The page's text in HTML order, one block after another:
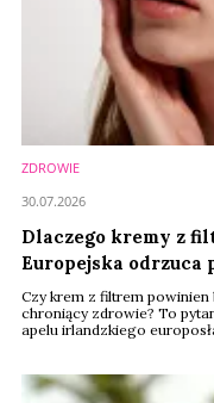
ZDROWIE
Dlaczego kremy z
Europejska odrzuca
Czy krem z filtrem
chroniący zdrowie? To
apelu irlandzkiego
pozwalają objąć filtrów
szerszy problem: jak ...
30.07.2026